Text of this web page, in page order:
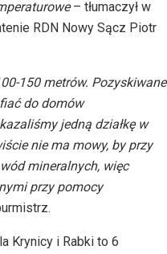
– tłumaczył w
RDN Nowy Sącz Piotr
150 metrów. Pozyskiwane
do domów
jedną działkę w
nie ma mowy, by przy
mineralnych, więc
przy pomocy
Krynicy i Rabki to 6